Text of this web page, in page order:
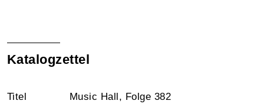
Katalogzettel
Titel Music Hall, Folge 382